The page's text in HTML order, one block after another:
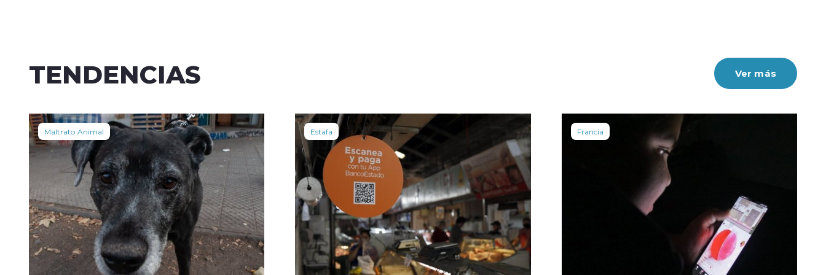
TENDENCIAS Ver más
Maltrato Animal Estafa Francia